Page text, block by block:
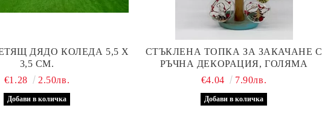
ДЯДО КОЛЕДА 5,5 Х
3,5 СМ.
€1.28
2.50лв.
СТЪКЛЕНА ТОПКА ЗА ЗАКАЧАНЕ С
РЪЧНА ДЕКОРАЦИЯ, ГОЛЯМА
€4.04
7.90лв.